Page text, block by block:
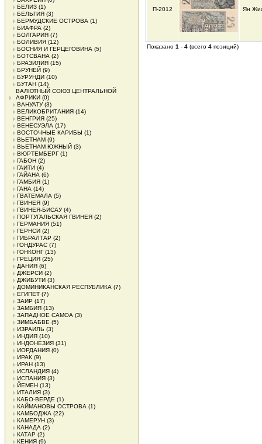
БЕЛИЗ (1)
БЕЛЬГИЯ (3)
БЕРМУДСКИЕ ОСТРОВА (1)
БИАФРА (2)
БОЛГАРИЯ (7)
БОЛИВИЯ (12)
БОСНИЯ И ГЕРЦЕГОВИНА (5)
БОТСВАНА (2)
БРАЗИЛИЯ (15)
БРУНЕЙ (9)
БУРУНДИ (10)
БУТАН (14)
ВАЛЮТНЫЙ СОЮЗ ЦЕНТРАЛЬНОЙ
АФРИКИ (0)
ВАНУАТУ(3)
ВЕЛИКОБРИТАНИЯ (14)
ВЕНГРИЯ (25)
ВЕНЕСУЭЛА (17)
ВОСТОЧНЫЕ КАРИБЫ (1)
ВЬЕТНАМ (9)
ВЬЕТНАМ ЮЖНЫЙ (3)
ВЮРТЕМБЕРГ(1)
ГАБОН (2)
ГАИТИ (4)
ГАЙАНА (6)
ГАМБИЯ (1)
ГАНА (14)
ГВАТЕМАЛА (5)
ГВИНЕЯ (9)
ГВИНЕЯ-БИСАУ(4)
ПОРТУГАЛЬСКАЯ ГВИНЕЯ (2)
ГЕРМАНИЯ (51)
ГЕРНСИ (2)
ГИБРАЛТАР (2)
ГОНДУРАС (7)
ГОНКОНГ(13)
ГРЕЦИЯ (25)
ДАНИЯ (6)
ДЖЕРСИ (2)
ДЖИБУТИ (3)
ДОМИНИКАНСКАЯ РЕСПУБЛИКА (7)
ЕГИПЕТ (7)
ЗАИР (17)
ЗАМБИЯ (13)
ЗАПАДНОЕ САМОА (3)
ЗИМБАБВЕ (5)
ИЗРАИЛЬ (3)
ИНДИЯ (10)
ИНДОНЕЗИЯ (31)
ИОРДАНИЯ (0)
ИРАК (9)
ИРАН (13)
ИСЛАНДИЯ (4)
ИСПАНИЯ (3)
ЙЕМЕН (13)
ИТАЛИЯ (3)
КАБО-ВЕРДЕ (1)
КАЙМАНОВЫ ОСТРОВА (1)
КАМБОДЖА (22)
КАМЕРУН (3)
КАНАДА (2)
КАТАР (2)
КЕНИЯ (9)
П-2012 Ян
Показано 1 - 4 (всего 4 позиций)